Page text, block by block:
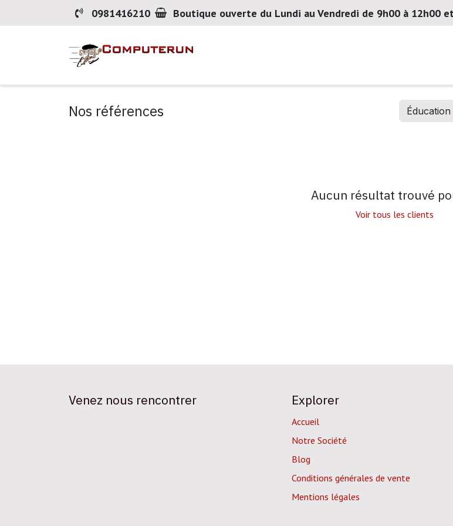
Se rendre au contenu0981416210 Boutique ouverte du Lundi au Vendredi de 9h00 à 12h00
Nos références Éducation
Aucun résultat trouvé
Voir tous les clients
Venez nous rencontrer Explorer
Accueil
Notre Société
Blog
Conditions générales de vente
Mentions légales